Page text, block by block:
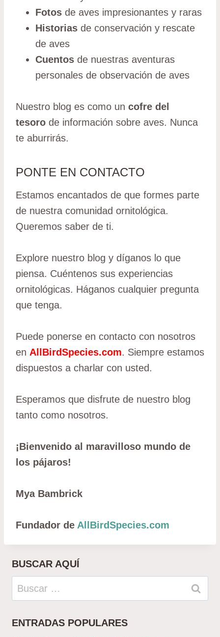
Fotos de aves impresionantes y raras
Historias de conservación y rescate
de aves
Cuentos de nuestras aventuras
personales de observación de aves
Nuestro blog es como un cofre del
tesoro de información sobre aves. Nunca
te aburrirás.
PONTE EN CONTACTO
Estamos encantados de que formes parte
de nuestra comunidad ornitológica.
Queremos saber de ti.
Explore nuestro blog y díganos lo que
piensa. Cuéntenos sus experiencias
ornitológicas. Háganos cualquier pregunta
que tenga.
Puede ponerse en contacto con nosotros
en AllBirdSpecies.com. Siempre estamos
dispuestos a charlar con usted.
Esperamos que disfrute de nuestro blog
tanto como nosotros.
¡Bienvenido al maravilloso mundo de
los pájaros!
Mya Bambrick
Fundador de AllBirdSpecies.com
BUSCAR AQUÍ
Buscar:
ENTRADAS POPULARES